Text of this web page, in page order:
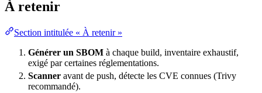
À retenir
Section intitulée « À retenir »
Générer un SBOM à chaque build, inventaire exhaustif,
exigé par certaines réglementations.
Scanner avant de push, détecte les CVE connues (Trivy
recommandé).